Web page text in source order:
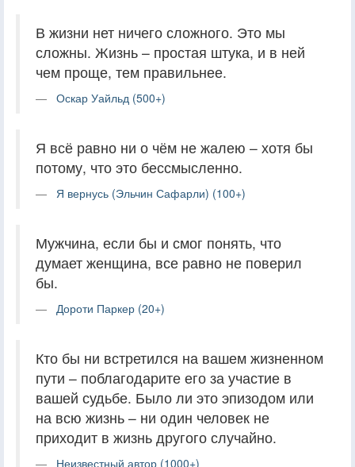
В жизни нет ничего сложного. Это мы
сложны. Жизнь – простая штука, и в ней
чем проще, тем правильнее.
Оскар Уайльд (500+)
Я всё равно ни о чём не жалею – хотя бы
потому, что это бессмысленно.
Я вернусь (Эльчин Сафарли) (100+)
Мужчина, если бы и смог понять, что
думает женщина, все равно не поверил
бы.
Дороти Паркер (20+)
Кто бы ни встретился на вашем жизненном
пути – поблагодарите его за участие в
вашей судьбе. Было ли это эпизодом или
на всю жизнь – ни один человек не
приходит в жизнь другого случайно.
Неизвестный автор (1000+)